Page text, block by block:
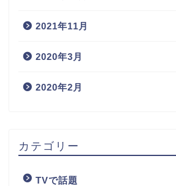
2021年11月
2020年3月
2020年2月
カテゴリー
TVで話題